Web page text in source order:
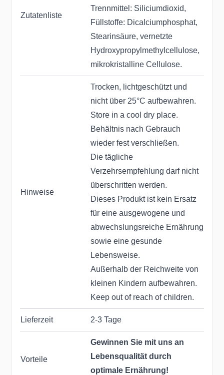
Zutatenliste
Trennmittel: Siliciumdioxid,
Füllstoffe: Dicalciumphosphat,
Stearinsäure, vernetzte
Hydroxypropylmethylcellulose,
mikrokristalline Cellulose.
Hinweise
Trocken, lichtgeschützt und
nicht über 25°C aufbewahren.
Store in a cool dry place.
Behältnis nach Gebrauch
wieder fest verschließen.
Die tägliche
Verzehrsempfehlung darf nicht
überschritten werden.
Dieses Produkt ist kein Ersatz
für eine ausgewogene und
abwechslungsreiche Ernährung
sowie eine gesunde
Lebensweise.
Außerhalb der Reichweite von
kleinen Kindern aufbewahren.
Keep out of reach of children.
Lieferzeit 2-3 Tage
Vorteile
Gewinnen Sie mit uns an
Lebensqualität durch
optimale Ernährung!